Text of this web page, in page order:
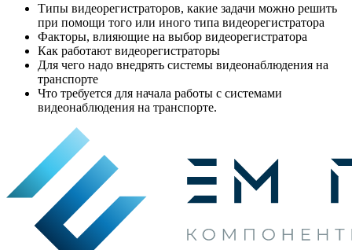
Типы видеорегистраторов, какие задачи можно решить
при помощи того или иного типа видеорегистратора
Факторы, влияющие на выбор видеорегистратора
Как работают видеорегистраторы
Для чего надо внедрять системы видеонаблюдения на
транспорте
Что требуется для начала работы с системами
видеонаблюдения на транспорте.